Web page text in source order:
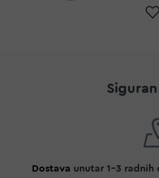
Dostava unutar 1-3 radnih